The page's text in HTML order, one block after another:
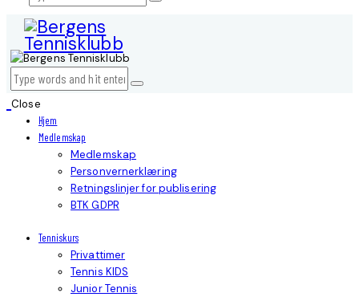
Close
Hjem
Medlemskap
Medlemskap
Personvernerklæring
Retningslinjer for publisering
BTK GDPR
Tenniskurs
Privattimer
Tennis KIDS
Junior Tennis